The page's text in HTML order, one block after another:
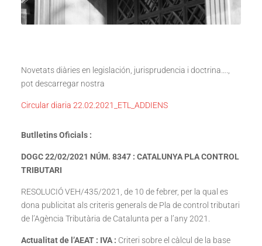
Novetats diàries en legislación, jurisprudencia i doctrina….,
pot descarregar nostra
Circular diaria 22.02.2021_ETL_ADDIENS
Butlletins Oficials :
DOGC 22/02/2021 NÚM. 8347 : CATALUNYA PLA CONTROL
TRIBUTARI
RESOLUCIÓ VEH/435/2021, de 10 de febrer, per la qual es
dona publicitat als criteris generals de Pla de control tributari
de l’Agència Tributària de Catalunta per a l’any 2021.
Actualitat de l’AEAT : IVA : Criteri sobre el càlcul de la base